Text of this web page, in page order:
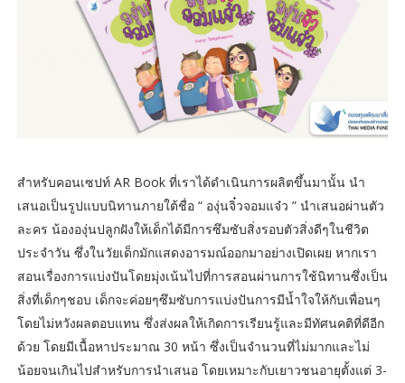
สำหรับคอนเซปท์ AR Book ที่เราได้ดำเนินการผลิตขึ้นมานั้น นำ
เสนอเป็นรูปแบบนิทานภายใต้ชื่อ “ องุ่นจิ๋วจอมแจ๋ว ” นำเสนอผ่านตัว
ละคร น้ององุ่นปลูกฝังให้เด็กได้มีการซึมซับสิ่งรอบตัวสิ่งดีๆในชีวิต
ประจำวัน ซึ่งในวัยเด็กมักแสดงอารมณ์ออกมาอย่างเปิดเผย หากเรา
สอนเรื่องการแบ่งปันโดยมุ่งเน้นไปที่การสอนผ่านการใช้นิทานซึ่งเป็น
สิ่งที่เด็กๆชอบ เด็กจะค่อยๆซึมซับการแบ่งปันการมีน้ำใจให้กับเพื่อนๆ
โดยไม่หวังผลตอบแทน ซึ่งส่งผลให้เกิดการเรียนรู้และมีทัศนคติที่ดีอีก
ด้วย โดยมีเนื้อหาประมาณ 30 หน้า ซึ่งเป็นจำนวนที่ไม่มากและไม่
น้อยจนเกินไปสำหรับการนำเสนอ โดยเหมาะกับเยาวชนอายุตั้งแต่ 3-